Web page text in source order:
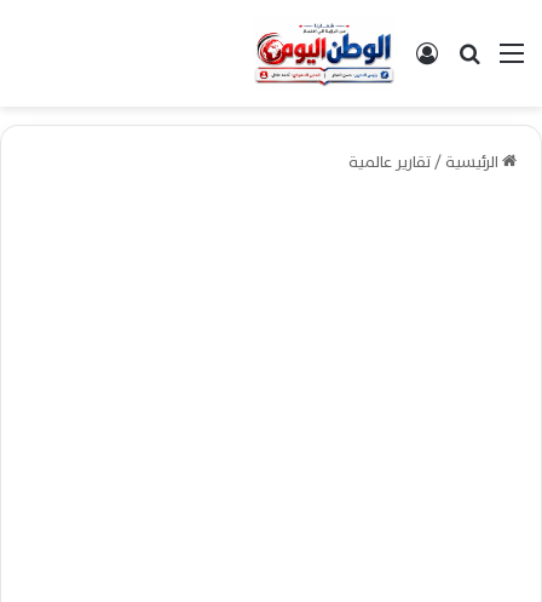
القائمةبحث عن تسجيل الدخول
الرئيسية/تقارير عالمية